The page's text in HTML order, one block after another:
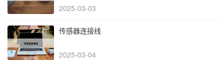
2025-03-03
传感器连接线
2025-03-04